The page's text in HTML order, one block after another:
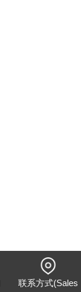
联系方式(Sales